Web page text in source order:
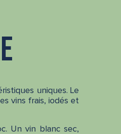
uniques. Le
vins frais, iodés et
Un vin blanc sec,